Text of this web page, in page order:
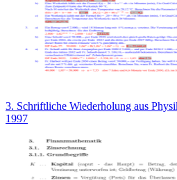
3. Schriftliche Wiederholung aus
1997